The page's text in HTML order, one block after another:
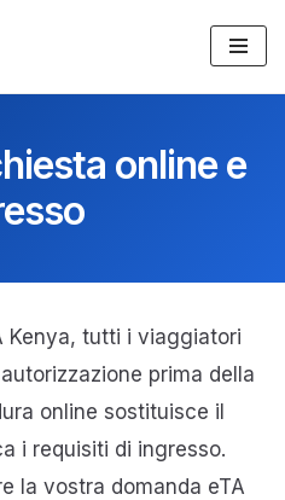
online e
Kenya, tutti i viaggiatori
prima della
online sostituisce il
i requisiti di ingresso.
la vostra domanda eTA